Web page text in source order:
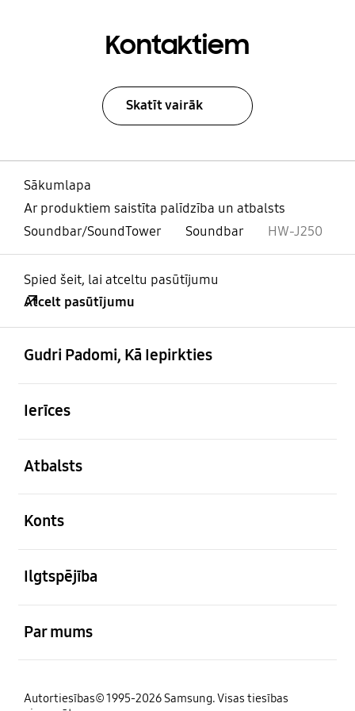
Kontaktiem
Skatīt vairāk
Sākumlapa
Ar produktiem saistīta palīdzība un atbalsts
Soundbar/SoundTower
Soundbar HW-J250
Spied šeit, lai atceltu pasūtījumu
Atcelt pasūtījumu
Gudri Padomi, Kā Iepirkties
Ierīces
Atbalsts
Konts
Ilgtspējība
Par mums
Autortiesības© 1995-2026 Samsung. Visas tiesības